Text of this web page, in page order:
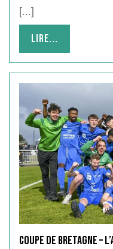
[...]
Lire...
COUPE DE BRETAGNE